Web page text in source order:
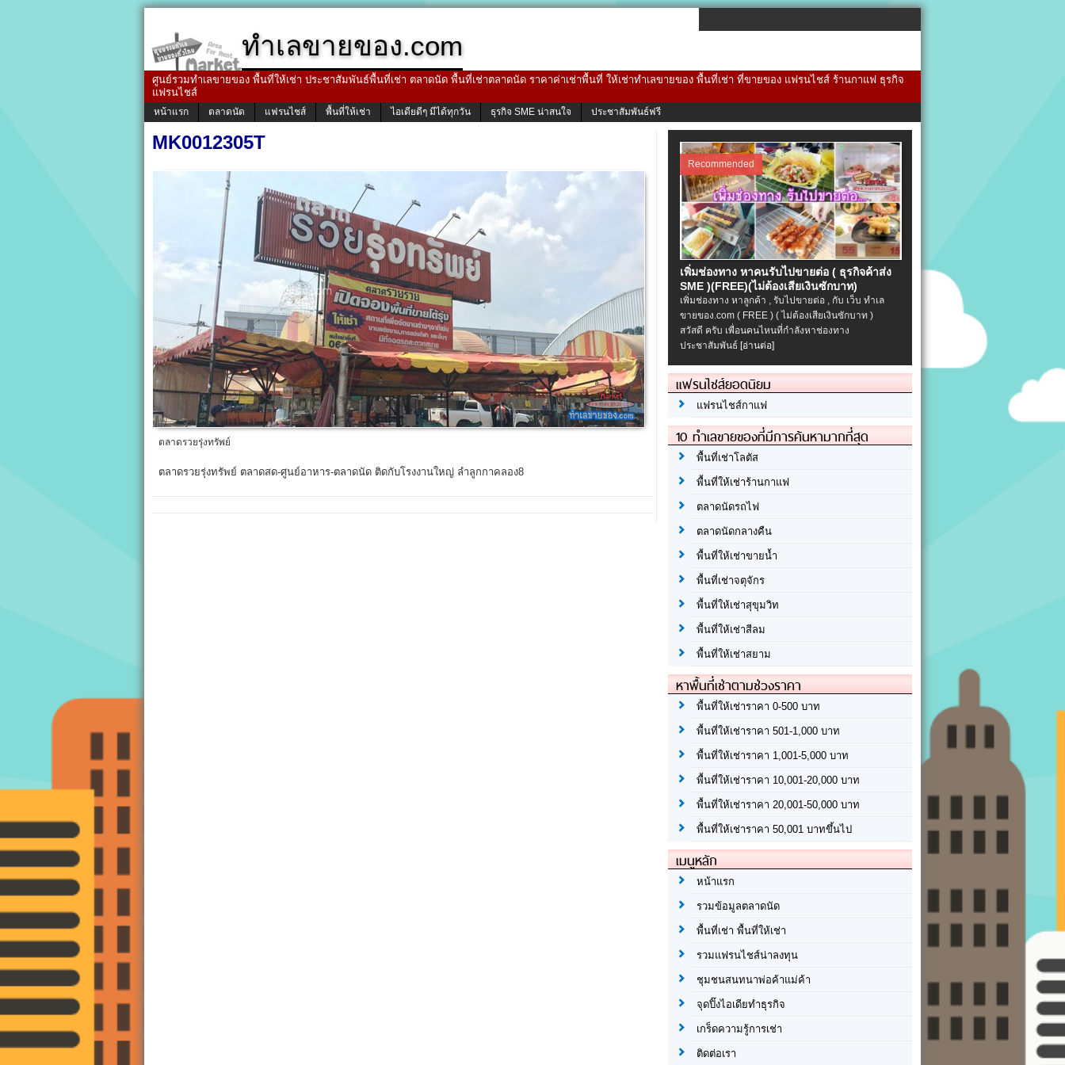
ทำเลขายของ.com
ศูนย์รวมทำเลขายของ พื้นที่ให้เช่า ประชาสัมพันธ์พื้นที่เช่า ตลาดนัด พื้นที่เช่าตลาดนัด ราคาค่าเช่าพื้นที่ ให้เช่าทำเลขายของ พื้นที่เช่า ที่ขายของ แฟรนไชส์ ร้านกาแฟ ธุรกิจ
แฟรนไชส์
หน้าแรก ตลาดนัด แฟรนไชส์ พื้นที่ให้เช่า ไอเดียดีๆ มีได้ทุกวัน ธุรกิจ SME น่าสนใจ ประชาสัมพันธ์ฟรี
MK0012305T
ตลาดรวยรุ่งทรัพย์
ตลาดรวยรุ่งทรัพย์ ตลาดสด-ศูนย์อาหาร-ตลาดนัด ติดกับโรงงานใหญ่ ลำลูกกาคลอง8
Recommended
เพิ่มช่องทาง หาคนรับไปขายต่อ ( ธุรกิจค้าส่ง
SME )(FREE)(ไม่ต้องเสียเงินซักบาท)
เพิ่มช่องทาง หาลูกค้า , รับไปขายต่อ , กับ เว็บ ทำเล
ขายของ.com ( FREE ) ( ไม่ต้องเสียเงินซักบาท )
สวัสดี ครับ เพื่อนคนไหนที่กำลังหาช่องทาง
ประชาสัมพันธ์ [อ่านต่อ]
แฟรนไชส์ยอดนิยม
แฟรนไชส์กาแฟ
10 ทำเลขายของที่มีการค้นหามากที่สุด
พื้นที่เช่าโลตัส
พื้นที่ให้เช่าร้านกาแฟ
ตลาดนัดรถไฟ
ตลาดนัดกลางคืน
พื้นที่ให้เช่าขายน้ำ
พื้นที่เช่าจตุจักร
พื้นที่ให้เช่าสุขุมวิท
พื้นที่ให้เช่าสีลม
พื้นที่ให้เช่าสยาม
หาพื้นที่เช่าตามช่วงราคา
พื้นที่ให้เช่าราคา 0-500 บาท
พื้นที่ให้เช่าราคา 501-1,000 บาท
พื้นที่ให้เช่าราคา 1,001-5,000 บาท
พื้นที่ให้เช่าราคา 10,001-20,000 บาท
พื้นที่ให้เช่าราคา 20,001-50,000 บาท
พื้นที่ให้เช่าราคา 50,001 บาทขึ้นไป
เมนูหลัก
หน้าแรก
รวมข้อมูลตลาดนัด
พื้นที่เช่า พื้นที่ให้เช่า
รวมแฟรนไชส์น่าลงทุน
ชุมชนสนทนาพ่อค้าแม่ค้า
จุดปิ๊งไอเดียทำธุรกิจ
เกร็ดความรู้การเช่า
ติดต่อเรา